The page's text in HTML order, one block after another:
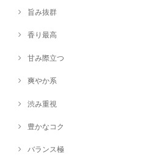
あまりにも美味しすぎて飲むと幸せ
旨み抜群
香り最高
甘み際立つ
爽やか系
渋み重視
豊かなコク
バランス極